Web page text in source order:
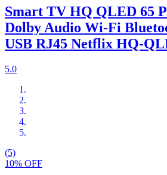
Smart TV HQ QLED 65
Dolby Audio Wi-Fi
USB RJ45 Netflix HQ-
5.0
(5)
10% OFF